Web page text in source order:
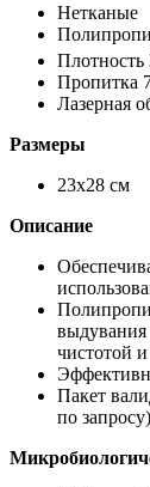
Нетканые
Плотность
Пропитка
Лазерная
Размеры
23x28 см
Описание
выдувания
чистотой
Пакет
по запросу)